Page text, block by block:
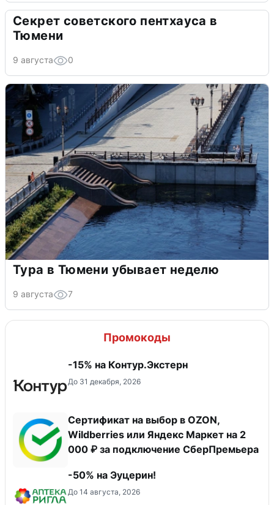
Секрет советского пентхауса в
Тюмени
9 августа 0
Тура в Тюмени убывает неделю
9 августа 7
Промокоды
-15% на Контур.Экстерн
До 31 декабря, 2026
Сертификат на выбор в OZON,
Wildberries или Яндекс Маркет на 2
000 ₽ за подключение СберПремьера
-50% на Эуцерин!
До 14 августа, 2026